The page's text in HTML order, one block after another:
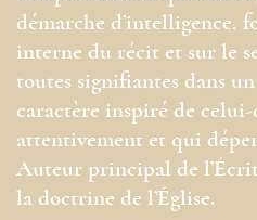
démarche d’intelligence,
interne du récit et sur le
toutes signifiantes dans un
caractère inspiré de
attentivement et qui
Auteur principal de
la doctrine de l’Église.